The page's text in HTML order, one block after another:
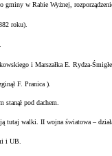
gminy w Rabie Wyżnej,
roku).
i MarszałkaE. Rydza-
F. Pranica ).
stanął pod dachem.
tutaj walki. II wojna światowa –
i UB.